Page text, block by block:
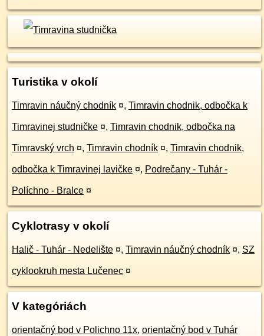
Turistika v okolí
Timravin náučný chodník ¤, Timravin chodnik, odbočka k
Timravinej studničke ¤, Timravin chodnik, odbočka na
Timravský vrch ¤, Timravin chodník ¤, Timravin chodnik,
odbočka k Timravinej lavičke ¤, Podrečany - Tuhár -
Políchno - Bralce ¤
Cyklotrasy v okolí
Halič - Tuhár - Nedelište ¤, Timravin náučný chodník ¤, SZ
cyklookruh mesta Lučenec ¤
V kategóriách
orientačný bod v Polichno 11x, orientačný bod v Tuhár